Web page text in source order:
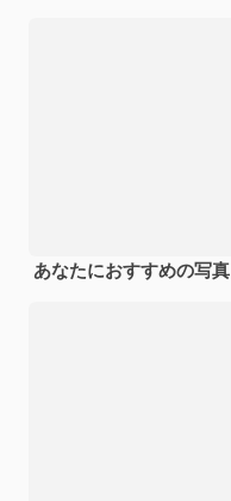
あなたにおすすめの写真